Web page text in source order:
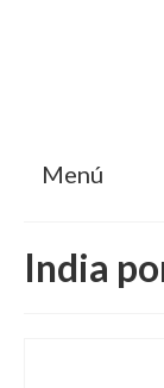
Menú
MI BLOG
India